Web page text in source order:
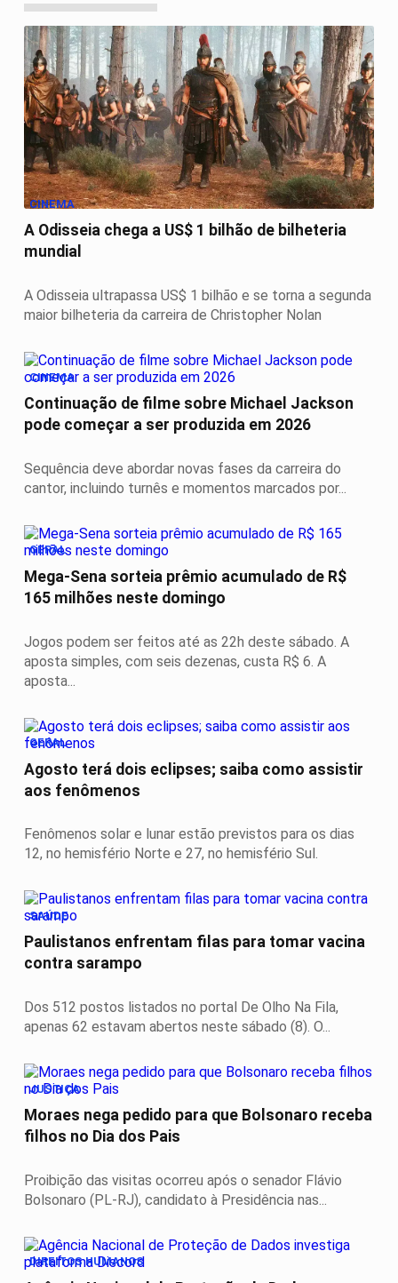
CINEMA
A Odisseia chega a US$ 1 bilhão de bilheteria
mundial
A Odisseia ultrapassa US$ 1 bilhão e se torna a segunda
maior bilheteria da carreira de Christopher Nolan
CINEMA
Continuação de filme sobre Michael Jackson
pode começar a ser produzida em 2026
Sequência deve abordar novas fases da carreira do
cantor, incluindo turnês e momentos marcados por...
GERAL
Mega-Sena sorteia prêmio acumulado de R$
165 milhões neste domingo
Jogos podem ser feitos até as 22h deste sábado. A
aposta simples, com seis dezenas, custa R$ 6. A
aposta...
GERAL
Agosto terá dois eclipses; saiba como assistir
aos fenômenos
Fenômenos solar e lunar estão previstos para os dias
12, no hemisfério Norte e 27, no hemisfério Sul.
SAÚDE
Paulistanos enfrentam filas para tomar vacina
contra sarampo
Dos 512 postos listados no portal De Olho Na Fila,
apenas 62 estavam abertos neste sábado (8). O...
JUSTIÇA
Moraes nega pedido para que Bolsonaro receba
filhos no Dia dos Pais
Proibição das visitas ocorreu após o senador Flávio
Bolsonaro (PL-RJ), candidato à Presidência nas...
DIREITOS HUMANOS